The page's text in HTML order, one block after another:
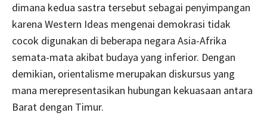
dimana kedua sastra tersebut sebagai penyimpangan
karena Western Ideas mengenai demokrasi tidak
cocok digunakan di beberapa negara Asia-Afrika
semata-mata akibat budaya yang inferior. Dengan
demikian, orientalisme merupakan diskursus yang
mana merepresentasikan hubungan kekuasaan antara
Barat dengan Timur.